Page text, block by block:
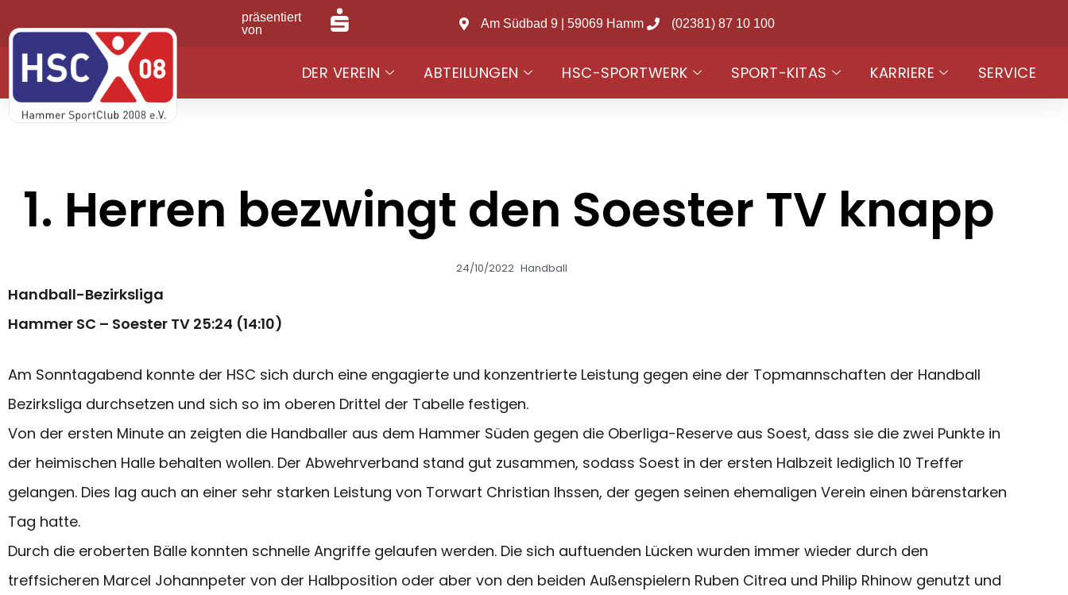
präsentiert
von
Am Südbad 9 | 59069 Hamm (02381) 87 10 100
DER VEREIN ABTEILUNGEN HSC-SPORTWERK SPORT-KITAS KARRIERE SERVICE
1. Herren bezwingt den Soester TV knapp
24/10/2022 Handball
Handball-Bezirksliga
Hammer SC – Soester TV 25:24 (14:10)
Am Sonntagabend konnte der HSC sich durch eine engagierte und konzentrierte Leistung gegen eine der Topmannschaften der Handball
Bezirksliga durchsetzen und sich so im oberen Drittel der Tabelle festigen.
Von der ersten Minute an zeigten die Handballer aus dem Hammer Süden gegen die Oberliga-Reserve aus Soest, dass sie die zwei Punkte in
der heimischen Halle behalten wollen. Der Abwehrverband stand gut zusammen, sodass Soest in der ersten Halbzeit lediglich 10 Treffer
gelangen. Dies lag auch an einer sehr starken Leistung von Torwart Christian Ihssen, der gegen seinen ehemaligen Verein einen bärenstarken
Tag hatte.
Durch die eroberten Bälle konnten schnelle Angriffe gelaufen werden. Die sich auftuenden Lücken wurden immer wieder durch den
treffsicheren Marcel Johannpeter von der Halbposition oder aber von den beiden Außenspielern Ruben Citrea und Philip Rhinow genutzt und